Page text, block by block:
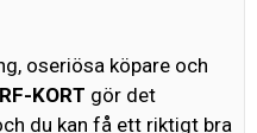
oseriösa köpare och
KORT gör det
du kan få ett riktigt bra